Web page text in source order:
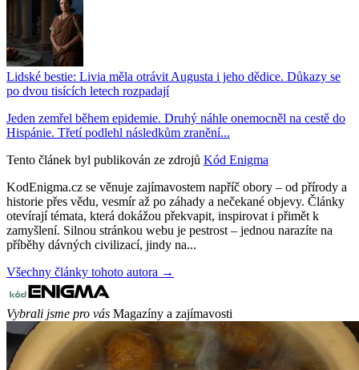
Lidské bestie: Livia měla otrávit Augusta i jeho dědice. Důkazy se
po dvou tisících letech rozpadají
Jeden zemřel během epidemie. Druhý náhle onemocněl na cestě do
Hispánie. Třetí podlehl následkům zranění...
Tento článek byl publikován ze zdrojů Kód Enigma
KodEnigma.cz se věnuje zajímavostem napříč obory – od přírody a
historie přes vědu, vesmír až po záhady a nečekané objevy. Články
otevírají témata, která dokážou překvapit, inspirovat i přimět k
zamyšlení. Silnou stránkou webu je pestrost – jednou narazíte na
příběhy dávných civilizací, jindy na...
Všechny články tohoto autora →
Vybrali jsme pro vás Magazíny a zajímavosti